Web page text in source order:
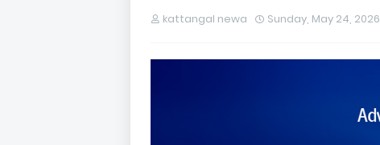
kattangal newa Sunday, May 24, 2026